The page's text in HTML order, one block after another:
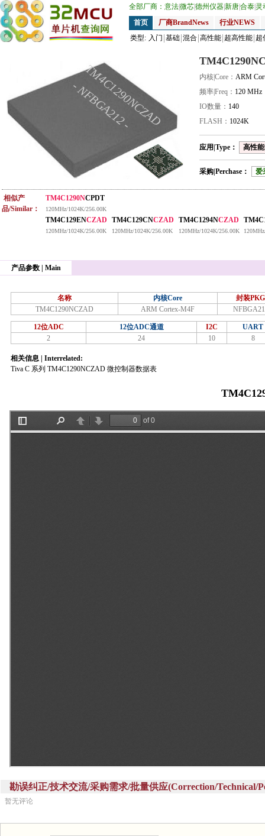
全部厂商： 意法微芯德州仪器新唐合泰 灵
首页
厂商BrandNews
行业NEWS
类型: 入门 基础 混合 高性能 超高性能 超
TM4C1290NCZAD
- NFBGA212 -
内核|Core： ARM
频率|Freq： 120 MHz
IO数量： 140
FLASH： 1024K
应用|Type： 高性
采购|Perchase： 爱
相似产
品/Similar：
TM4C1290NCPDT
120MHz/1024K/256.00K
TM4C129ENCZAD
120MHz/1024K/256.00K
TM4C129CNCZAD
120MHz/1024K/256.00K
TM4C1294NCZAD
120MHz/1024K/256.00K
产品参数 | Main
名称 内核Core
封装PKG
TM4C1290NCZAD
ARM Cortex-M4F
12位ADC 12位ADC通道 I2C
UART
2
24 10 8
相关信息 | Interrelated:
Tiva C 系列 TM4C1290NCZAD 微控制器数据表
勘误纠正/技术交流/采购需求/批量供应(Correction/Technical/
暂无评论